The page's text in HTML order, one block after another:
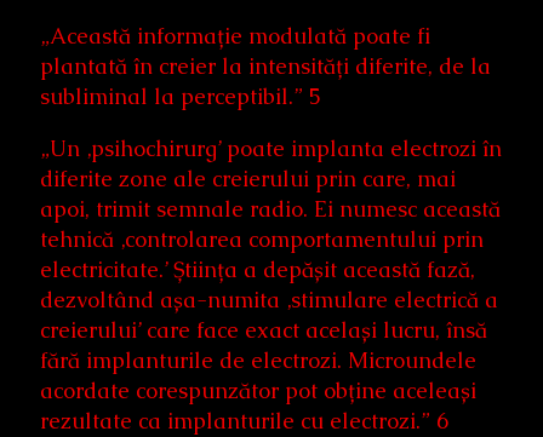
„Această informație modulată poate fi
plantată în creier la intensități diferite, de la
subliminal la perceptibil.” 5
„Un ‚psihochirurg’ poate implanta electrozi în
diferite zone ale creierului prin care, mai
apoi, trimit semnale radio. Ei numesc această
tehnică ‚controlarea comportamentului prin
electricitate.’ Știința a depășit această fază,
dezvoltând așa-numita ‚stimulare electrică a
creierului’ care face exact același lucru, însă
fără implanturile de electrozi. Microundele
acordate corespunzător pot obține aceleași
rezultate ca implanturile cu electrozi.” 6